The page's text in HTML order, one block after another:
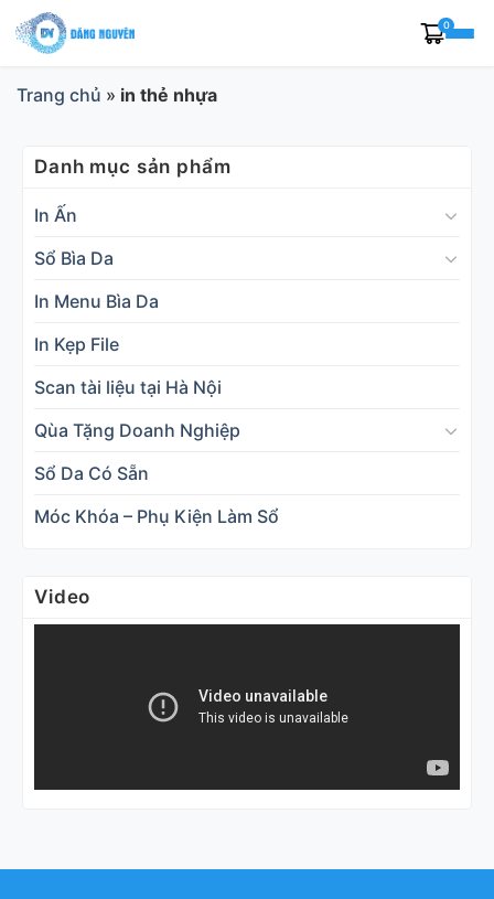
Skip
to
0
Trang chủ » in thẻ nhựa
Danh mục sản phẩm
In Ấn
Sổ Bìa Da
In Menu Bìa Da
In Kẹp File
Scan tài liệu tại Hà Nội
Qùa Tặng Doanh Nghiệp
Sổ Da Có Sẵn
Móc Khóa – Phụ Kiện Làm Sổ
Video